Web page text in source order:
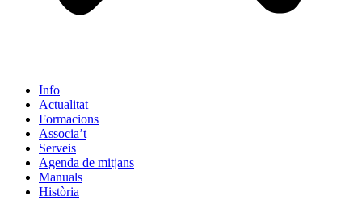
Info
Actualitat
Formacions
Associa’t
Serveis
Agenda de mitjans
Manuals
Història